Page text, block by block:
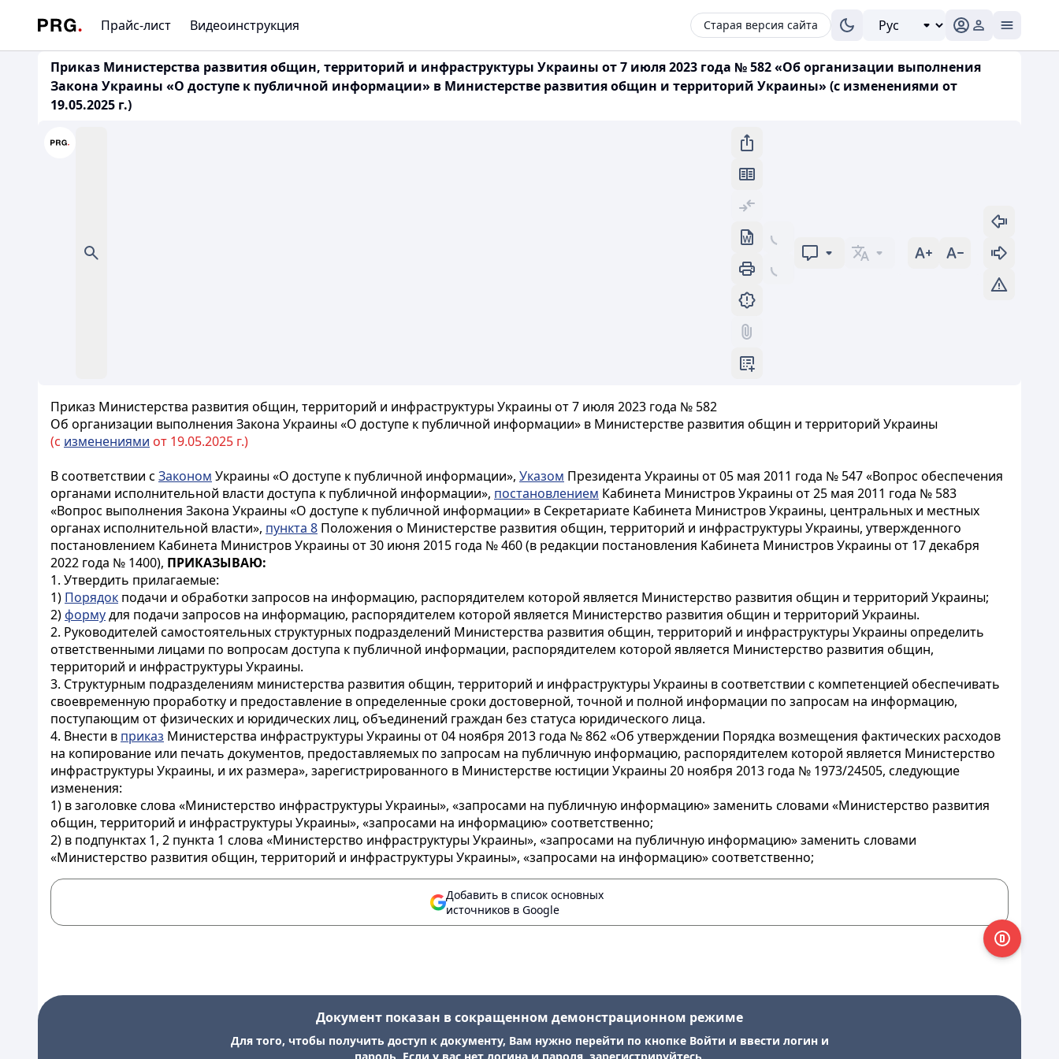
Прайс-лист Видеоинструкция Старая версия сайта
Приказ Министерства развития общин, территорий и инфраструктуры Украины от 7 июля 2023 года № 582 «Об организации выполнения
Закона Украины «О доступе к публичной информации» в Министерстве развития общин и территорий Украины» (с изменениями от
19.05.2025 г.)
Приказ Министерства развития общин, территорий и инфраструктуры Украины от 7 июля 2023 года № 582
Об организации выполнения Закона Украины «О доступе к публичной информации» в Министерстве развития общин и территорий Украины
(с изменениями от 19.05.2025 г.)
В соответствии с Законом Украины «О доступе к публичной информации», Указом Президента Украины от 05 мая 2011 года № 547 «Вопрос обеспечения
органами исполнительной власти доступа к публичной информации», постановлением Кабинета Министров Украины от 25 мая 2011 года № 583
«Вопрос выполнения Закона Украины «О доступе к публичной информации» в Секретариате Кабинета Министров Украины, центральных и местных
органах исполнительной власти», пункта 8 Положения о Министерстве развития общин, территорий и инфраструктуры Украины, утвержденного
постановлением Кабинета Министров Украины от 30 июня 2015 года № 460 (в редакции постановления Кабинета Министров Украины от 17 декабря
2022 года № 1400), ПРИКАЗЫВАЮ:
1. Утвердить прилагаемые:
1) Порядок подачи и обработки запросов на информацию, распорядителем которой является Министерство развития общин и территорий Украины;
2)формудля подачи запросов на информацию, распорядителем которой является Министерство развития общин и территорий Украины.
2. Руководителей самостоятельных структурных подразделений Министерства развития общин, территорий и инфраструктуры Украины определить
ответственными лицами по вопросам доступа к публичной информации, распорядителем которой является Министерство развития общин,
территорий и инфраструктуры Украины.
3. Структурным подразделениям министерства развития общин, территорий и инфраструктуры Украины в соответствии с компетенцией обеспечивать
своевременную проработку и предоставление в определенные сроки достоверной, точной и полной информации по запросам на информацию,
поступающим от физических и юридических лиц, объединений граждан без статуса юридического лица.
4. Внести в приказ Министерства инфраструктуры Украины от 04 ноября 2013 года № 862 «Об утверждении Порядка возмещения фактических расходов
на копирование или печать документов, предоставляемых по запросам на публичную информацию, распорядителем которой является Министерство
инфраструктуры Украины, и их размера», зарегистрированного в Министерстве юстиции Украины 20 ноября 2013 года № 1973/24505, следующие
изменения:
1) в заголовке слова «Министерство инфраструктуры Украины», «запросами на публичную информацию» заменить словами «Министерство развития
общин, территорий и инфраструктуры Украины», «запросами на информацию» соответственно;
2) в подпунктах 1, 2 пункта 1 слова «Министерство инфраструктуры Украины», «запросами на публичную информацию» заменить словами
«Министерство развития общин, территорий и инфраструктуры Украины», «запросами на информацию» соответственно;
Добавить в список основных
источников в Google
Документ показан в сокращенном демонстрационном режиме
Для того, чтобы получить доступ к документу, Вам нужно перейти по кнопке Войти и ввести логин и